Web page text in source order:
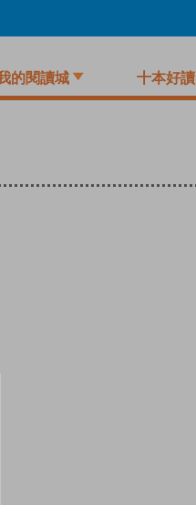
的閱讀城 十本好讀